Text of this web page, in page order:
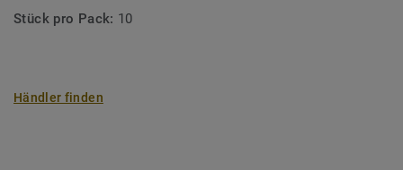
Stück pro Pack: 10
Händler finden